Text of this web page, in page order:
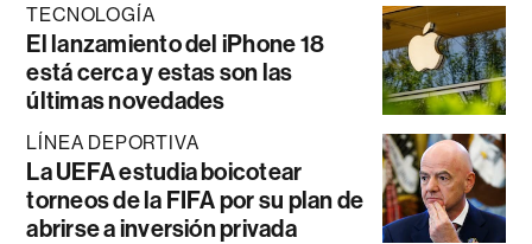
TECNOLOGÍA
El lanzamiento del iPhone 18
está cerca y estas son las
últimas novedades
LÍNEA DEPORTIVA
La UEFA estudia boicotear
torneos de la FIFA por su plan de
abrirse a inversión privada